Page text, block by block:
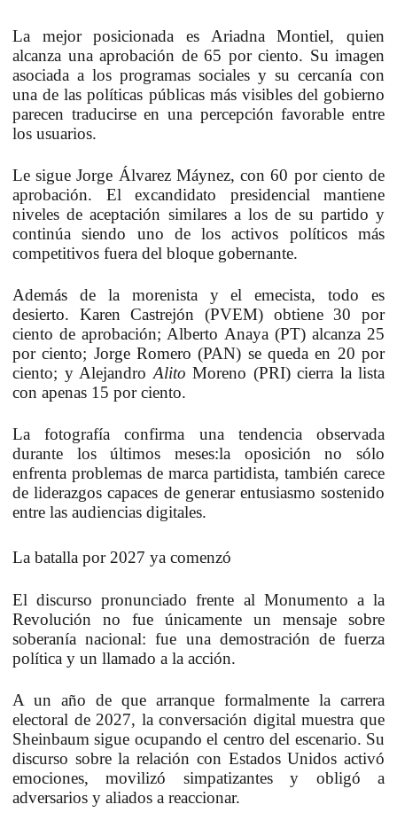
La mejor posicionada es Ariadna Montiel, quien
alcanza una aprobación de 65 por ciento. Su imagen
asociada a los programas sociales y su cercanía con
una de las políticas públicas más visibles del gobierno
parecen traducirse en una percepción favorable entre
los usuarios.
Le sigueJorge Álvarez Máynez, con 60 por ciento de
aprobación. El excandidato presidencial mantiene
niveles de aceptación similares a los de su partido y
continúa siendo uno de los activos políticos más
competitivos fuera del bloque gobernante.
Además de la morenista y el emecista, todo es
desierto. Karen Castrejón (PVEM) obtiene 30 por
ciento de aprobación; Alberto Anaya (PT) alcanza 25
por ciento; Jorge Romero (PAN) se queda en 20 por
ciento; y Alejandro Alito Moreno (PRI) cierra la lista
con apenas 15 por ciento.
La fotografía confirma una tendencia observada
durante los últimos meses:la oposición no sólo
enfrenta problemas de marca partidista, también carece
de liderazgos capaces de generar entusiasmo sostenido
entre las audiencias digitales.
La batalla por 2027 ya comenzó
El discurso pronunciado frente al Monumento a la
Revolución no fue únicamente un mensaje sobre
soberanía nacional: fue una demostración de fuerza
política y un llamado a la acción.
A un año de que arranque formalmente la carrera
electoral de 2027, la conversación digital muestra que
Sheinbaum sigue ocupando el centro del escenario. Su
discurso sobre la relación con Estados Unidos activó
emociones, movilizó simpatizantes y obligó a
adversarios y aliados a reaccionar.